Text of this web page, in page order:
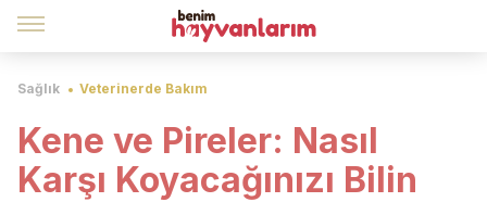
Sağlık Veterinerde Bakım
Kene ve Pireler: Nasıl
Karşı Koyacağınızı Bilin